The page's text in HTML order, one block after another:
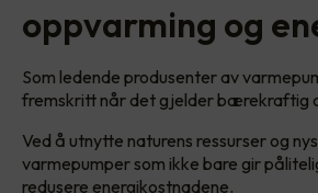
oppvarming og
Som ledende produsenter av
fremskritt når det gjelder bærekraftig
Ved å utnytte naturens ressurser og
varmepumper som ikke bare gir
redusere energikostnadene.